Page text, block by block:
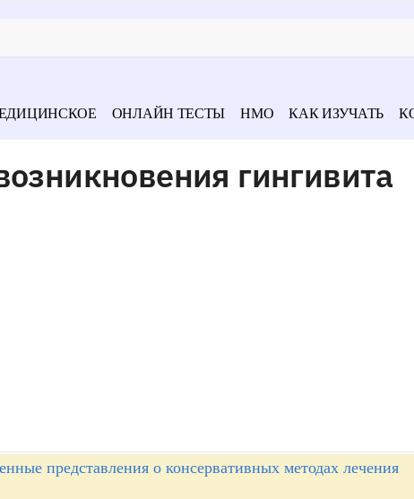
ОНЛАЙН ТЕСТЫ НМО КАК ИЗУЧАТЬ
гингивита
представления о консервативных методах лечения